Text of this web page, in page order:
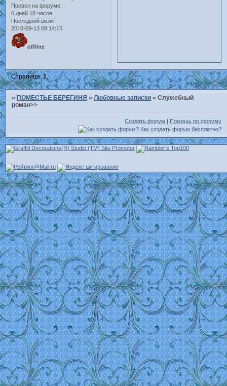
Провел на форуме:
6 дней 18 часов
Последний визит:
2010-09-13 08:14:15
offline
Страница:1
» ПОМЕСТЬЕ БЕРЕГИНЯ »Любовные записки »Служебный
роман>>
Создать форум | Помощь по форуму